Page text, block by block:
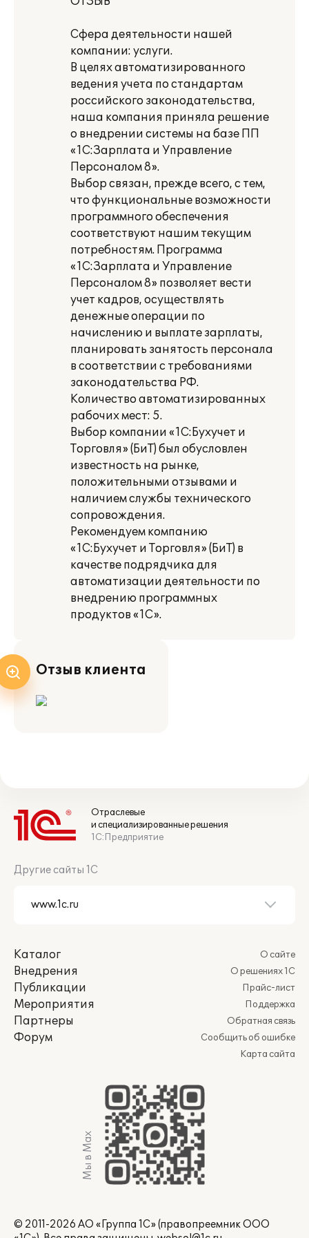
Сфера деятельности нашей
компании: услуги.
В целях автоматизированного
ведения учета по стандартам
российского законодательства,
наша компания приняла решение
о внедрении системы на базе ПП
«1С:Зарплата и Управление
Персоналом 8».
Выбор связан, прежде всего, с тем,
что функциональные возможности
программного обеспечения
соответствуют нашим текущим
потребностям. Программа
«1С:Зарплата и Управление
Персоналом 8» позволяет вести
учет кадров, осуществлять
денежные операции по
начислению и выплате зарплаты,
планировать занятость персонала
в соответствии с требованиями
законодательства РФ.
Количество автоматизированных
рабочих мест: 5.
Выбор компании «1С:Бухучет и
Торговля» (БиТ) был обусловлен
известность на рынке,
положительными отзывами и
наличием службы технического
сопровождения.
Рекомендуем компанию
«1С:Бухучет и Торговля» (БиТ) в
качестве подрядчика для
автоматизации деятельности по
внедрению программных
продуктов «1С».
Отзыв клиента
Отраслевые
и специализированные решения
1С:Предприятие
Другие сайты 1С
Каталог
Внедрения
Публикации
Мероприятия
Партнеры
Форум
О сайте
О решениях 1С
Прайс-лист
Поддержка
Обратная связь
Сообщить об ошибке
Карта сайта
Мы в Max
© 2011-2026 АО «Группа 1С» (правопреемник ООО